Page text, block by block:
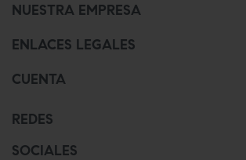
NUESTRA EMPRESA
ENLACES LEGALES
CUENTA
REDES
SOCIALES